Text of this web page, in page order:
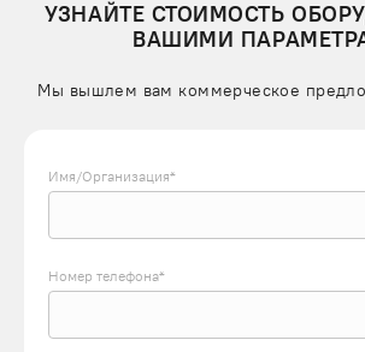
УЗНАЙТЕ СТОИМОСТЬ
ВАШИМИ
Мы вышлем вам коммерческое
Имя/Организация*
Номер телефона*